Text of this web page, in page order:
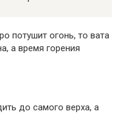
потушит огонь, то вата
а время горения
до самого верха, а